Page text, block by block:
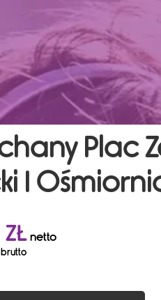
Plac
I
ZŁnetto